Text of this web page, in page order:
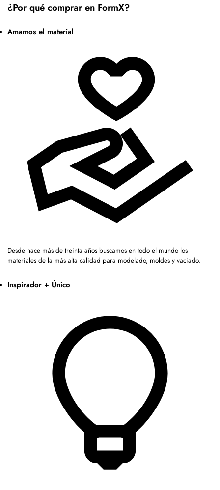
¿Por qué comprar en FormX?
Amamos el material
Desde hace más de treinta años buscamos en todo el mundo los
materiales de la más alta calidad para modelado, moldes y vaciado.
Inspirador + Único